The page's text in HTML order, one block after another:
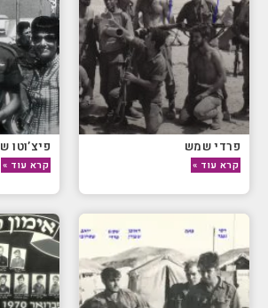
פרדי שמש
קרא עוד »
פיצ’וטו
קרא עוד »